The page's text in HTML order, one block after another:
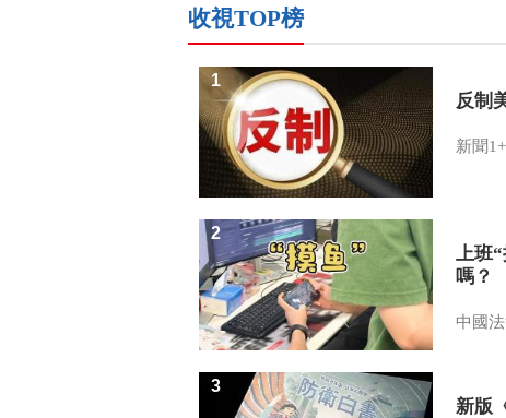
收視TOP榜
反制
新聞
1
上班
嗎？
中國
2
新版
3